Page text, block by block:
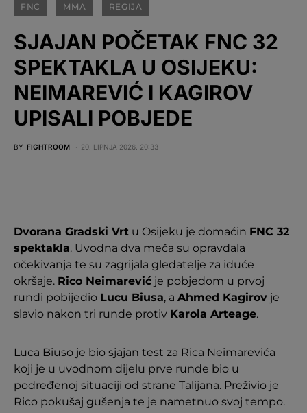
FNC MMA REGIJA
SJAJAN POČETAK FNC 32
SPEKTAKLA U OSIJEKU:
NEIMAREVIĆ I KAGIROV
UPISALI POBJEDE
BY FIGHTROOM 20. LIPNJA 2026. 20:33
Dvorana Gradski Vrt u Osijeku je domaćin FNC 32
spektakla. Uvodna dva meča su opravdala
očekivanja te su zagrijala gledatelje za iduće
okršaje. Rico Neimarević je pobjedom u prvoj
rundi pobijedio Lucu Biusa, a Ahmed Kagirov je
slavio nakon tri runde protiv Karola Arteage.
Luca Biuso je bio sjajan test za Rica Neimarevića
koji je u uvodnom dijelu prve runde bio u
podređenoj situaciji od strane Talijana. Preživio je
Rico pokušaj gušenja te je nametnuo svoj tempo.